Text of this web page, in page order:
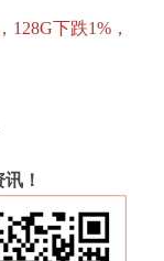
128G下跌1%，
！